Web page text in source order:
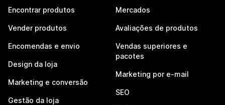
Encontrar produtos
Vender produtos
Encomendas e envio
Design da loja
Marketing e conversão
Gestão da loja
Mercados
Avaliações de produtos
Vendas superiores e
pacotes
Marketing por e-mail
SEO